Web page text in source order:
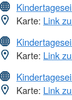
Karte: Link
Karte: Link
Karte: Link